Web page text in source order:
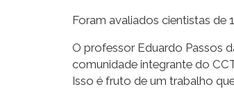
Foram avaliados cientistas de
O professor Eduardo Passos
comunidade integrante do
Isso é fruto de um trabalho